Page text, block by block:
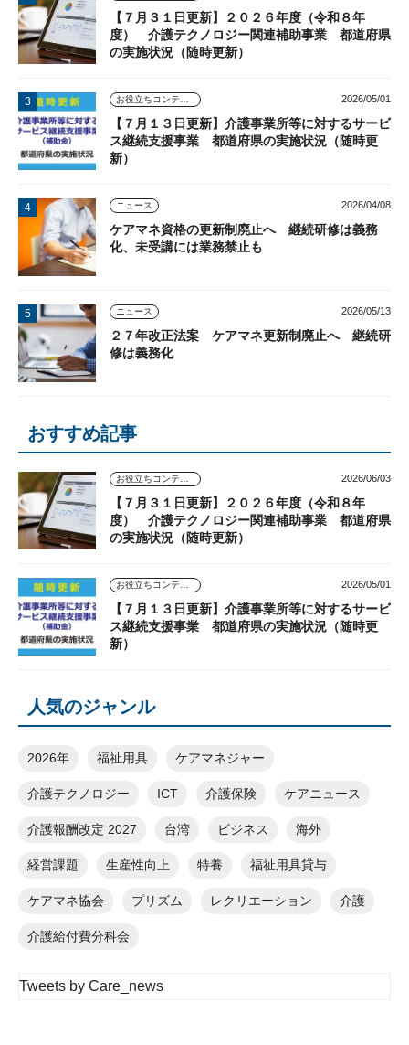
【７月３１日更新】２０２６年度（令和８年
度） 介護テクノロジー関連補助事業 都道府県
の実施状況（随時更新）
お役立ちコンテンツ 2026/05/01
【７月１３日更新】介護事業所等に対するサービ
ス継続支援事業 都道府県の実施状況（随時更
新）
ニュース 2026/04/08
ケアマネ資格の更新制廃止へ 継続研修は義務
化、未受講には業務禁止も
ニュース 2026/05/13
２７年改正法案 ケアマネ更新制廃止へ 継続研
修は義務化
おすすめ記事
お役立ちコンテンツ 2026/06/03
【７月３１日更新】２０２６年度（令和８年
度） 介護テクノロジー関連補助事業 都道府県
の実施状況（随時更新）
お役立ちコンテンツ 2026/05/01
【７月１３日更新】介護事業所等に対するサービ
ス継続支援事業 都道府県の実施状況（随時更
新）
人気のジャンル
2026年 福祉用具 ケアマネジャー
介護テクノロジー ICT 介護保険 ケアニュース
介護報酬改定 2027 台湾 ビジネス 海外
経営課題 生産性向上 特養 福祉用具貸与
ケアマネ協会 プリズム レクリエーション 介護
介護給付費分科会
Tweets by Care_news